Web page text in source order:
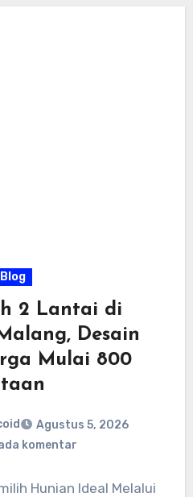
Blog
2 Lantai di
Desain
Mulai 800
Agustus 5, 2026
komentar
Hunian Ideal Melalui